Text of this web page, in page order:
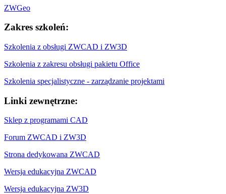
ZWGeo
Zakres szkoleń:
Szkolenia z obsługi ZWCAD i ZW3D
Szkolenia z zakresu obsługi pakietu Office
Szkolenia specjalistyczne - zarządzanie projektami
Linki zewnętrzne:
Sklep z programami CAD
Forum ZWCAD i ZW3D
Strona dedykowana ZWCAD
Wersja edukacyjna ZWCAD
Wersja edukacyjna ZW3D